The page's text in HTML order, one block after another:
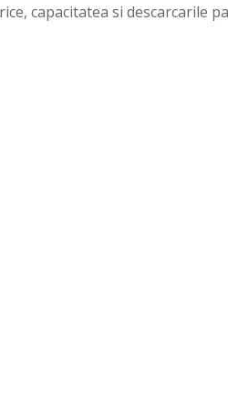
capacitatea si descarcarile